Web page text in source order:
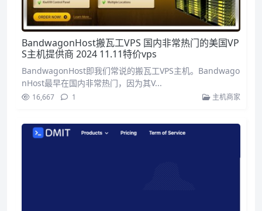
BandwagonHost搬瓦工VPS 国内非常热门的美国VP
S主机提供商 2024 11.11特价vps
BandwagonHost即我们常说的搬瓦工VPS主机。Bandwago
nHost最早在国内非常热门，因为其V...
16,667 1 主机商家